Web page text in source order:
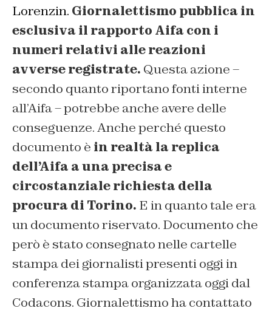
Lorenzin. Giornalettismo pubblica in
esclusiva il rapporto Aifa con i
numeri relativi alle reazioni
avverse registrate. Questa azione –
secondo quanto riportano fonti interne
all’Aifa – potrebbe anche avere delle
conseguenze. Anche perché questo
documento è in realtà la replica
dell’Aifa a una precisa e
circostanziale richiesta della
procura di Torino. E in quanto tale era
un documento riservato. Documento che
però è stato consegnato nelle cartelle
stampa dei giornalisti presenti oggi in
conferenza stampa organizzata oggi dal
Codacons. Giornalettismo ha contattato